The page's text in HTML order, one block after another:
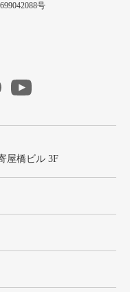
号
屋橋ビル 3F